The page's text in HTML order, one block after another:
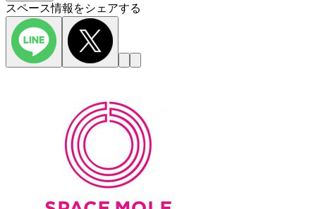
スペース情報をシェアする